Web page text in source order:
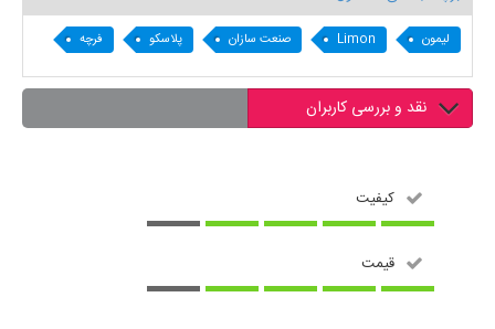
لیمون Limon صنعت سازان پلاسکو فرچه
نقد و بررسی کاربران
کیفیت
قیمت